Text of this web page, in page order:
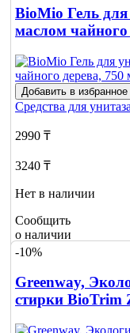
BioMio Гель
маслом
Добавить в избранное
Средства для унитаза
2990 ₸
3240 ₸
Нет в наличии
Сообщить
о наличии
-10%
Greenway,
стирки BioTrim